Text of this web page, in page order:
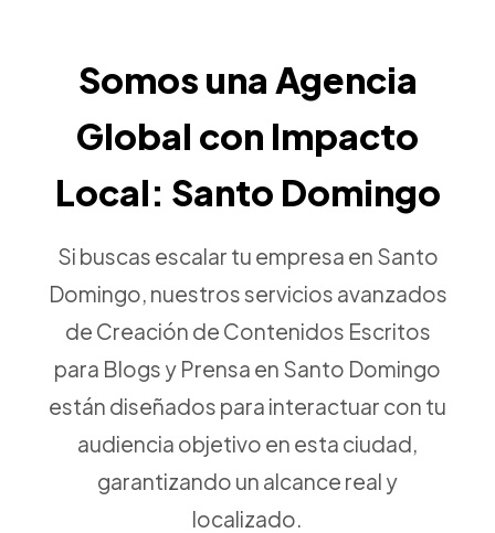
Somos una Agencia
Global con Impacto
Local: Santo Domingo
Si buscas escalar tu empresa en Santo
Domingo, nuestros servicios avanzados
de Creación de Contenidos Escritos
para Blogs y Prensa en Santo Domingo
están diseñados para interactuar con tu
audiencia objetivo en esta ciudad,
garantizando un alcance real y
localizado.